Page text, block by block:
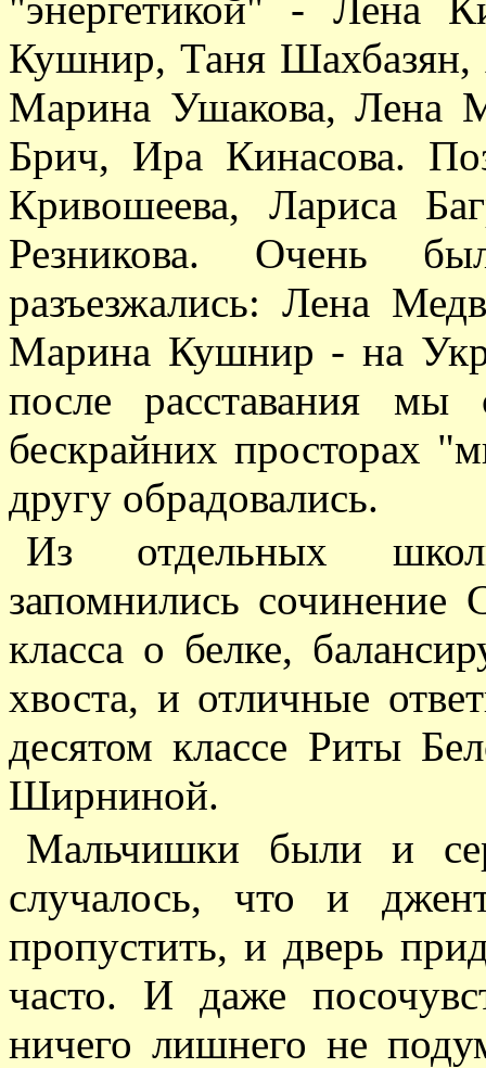
Кушнир, Таня Шахбазян,
Марина Ушакова, Лена
Брич, Ира Кинасова.
Кривошеева, Лариса
Резникова. Очень
разъезжались: Лена
Марина Кушнир - на
после расставания
бескрайних просторах
другу обрадовались.
Из отдельных
запомнились сочинение
класса о белке,
хвоста, и отличные
десятом классе Риты
Ширниной.
Мальчишки были и
случалось, что и
пропустить, и дверь
часто. И даже
ничего лишнего не